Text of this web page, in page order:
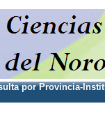
por Provincia-